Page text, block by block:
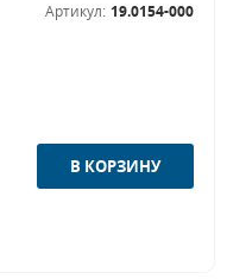
Артикул: 19.0154-000